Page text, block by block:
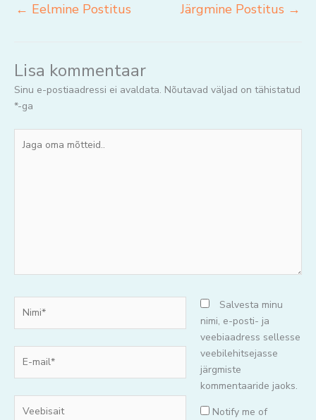
← Eelmine Postitus Järgmine Postitus →
Lisa kommentaar
Sinu e-postiaadressi ei avaldata. Nõutavad väljad on tähistatud
*-ga
oma
mail*
Salvesta minu
nimi, e-posti- ja
veebiaadress sellesse
veebilehitsejasse
järgmiste
kommentaaride jaoks.
Notify me of